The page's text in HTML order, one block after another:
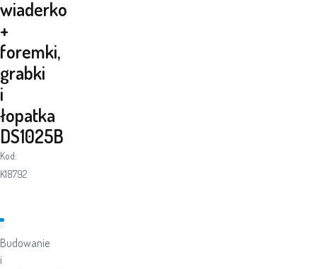
wiaderko
+
foremki,
grabki
i
łopatka
DS1025B
Kod:
K18792
Budowanie
i